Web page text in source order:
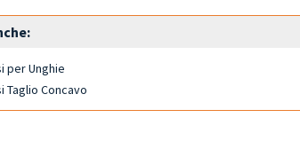
per Unghie
Taglio Concavo